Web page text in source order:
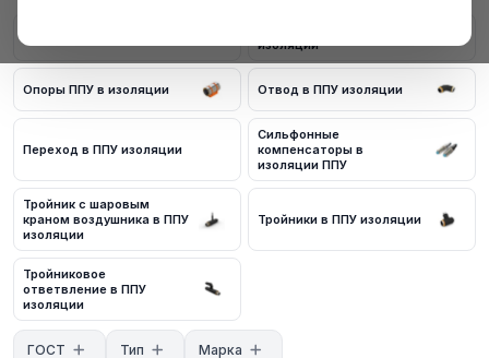
Доставка по региону
Для получения актуальных цен и наличия на складе свяжитесь
с нашими менеджерами. Мы предложим оптимальные условия
изоляции
Опоры ППУ в изоляции Отвод в ППУ изоляции
Переход в ППУ изоляции
Сильфонные
компенсаторы в
изоляции ППУ
Тройник с шаровым
краном воздушника в ППУ
изоляции
Тройники в ППУ изоляции
Тройниковое
ответвление в ППУ
изоляции
ГОСТ Тип Марка